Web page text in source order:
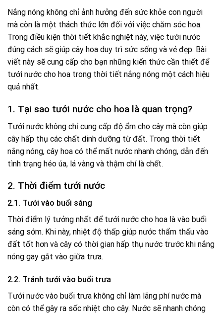
Nắng nóng không chỉ ảnh hưởng đến sức khỏe con người
mà còn là một thách thức lớn đối với việc chăm sóc hoa.
Trong điều kiện thời tiết khắc nghiệt này, việc tưới nước
đúng cách sẽ giúp cây hoa duy trì sức sống và vẻ đẹp. Bài
viết này sẽ cung cấp cho bạn những kiến thức cần thiết để
tưới nước cho hoa trong thời tiết nắng nóng một cách hiệu
quả nhất.
1. Tại sao tưới nước cho hoa là quan trọng?
Tưới nước không chỉ cung cấp độ ẩm cho cây mà còn giúp
cây hấp thụ các chất dinh dưỡng từ đất. Trong thời tiết
nắng nóng, cây hoa có thể mất nước nhanh chóng, dẫn đến
tình trạng héo úa, lá vàng và thậm chí là chết.
2. Thời điểm tưới nước
2.1. Tưới vào buổi sáng
Thời điểm lý tưởng nhất để tưới nước cho hoa là vào buổi
sáng sớm. Khi này, nhiệt độ thấp giúp nước thẩm thấu vào
đất tốt hơn và cây có thời gian hấp thụ nước trước khi nắng
nóng gay gắt vào giữa trưa.
2.2. Tránh tưới vào buổi trưa
Tưới nước vào buổi trưa không chỉ làm lãng phí nước mà
còn có thể gây ra sốc nhiệt cho cây. Nước sẽ nhanh chóng